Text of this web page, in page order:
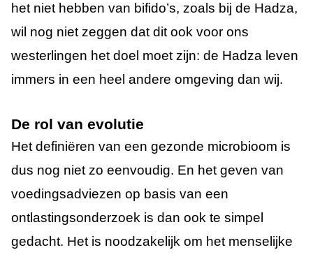
het niet hebben van bifido’s, zoals bij de Hadza,
wil nog niet zeggen dat dit ook voor ons
westerlingen het doel moet zijn: de Hadza leven
immers in een heel andere omgeving dan wij.
De rol van evolutie
Het definiëren van een gezonde microbioom is
dus nog niet zo eenvoudig. En het geven van
voedingsadviezen op basis van een
ontlastingsonderzoek is dan ook te simpel
gedacht. Het is noodzakelijk om het menselijke